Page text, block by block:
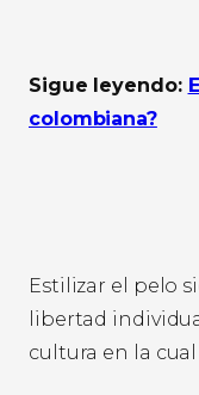
Sigue leyendo:
colombiana?
Estilizar el pelo
libertad
cultura en la